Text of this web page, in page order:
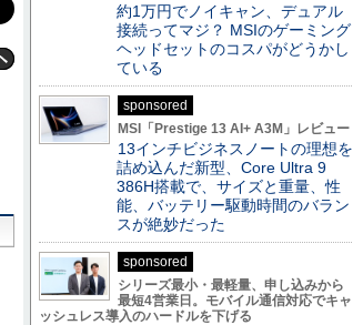
約1万円でノイキャン、デュアル
接続ってマジ？ MSIのゲーミング
ヘッドセットのコスパがどうかし
ている
sponsored
MSI「Prestige 13 AI+ A3M」レビュー
13インチビジネスノートの理想を
詰め込んだ新型、Core Ultra 9
386H搭載で、サイズと重量、性
能、バッテリー駆動時間のバラン
スが絶妙だった
sponsored
シリーズ最小・最軽量、申し込みから
最短4営業日。モバイル通信対応でキャ
ッシュレス導入のハードルを下げる